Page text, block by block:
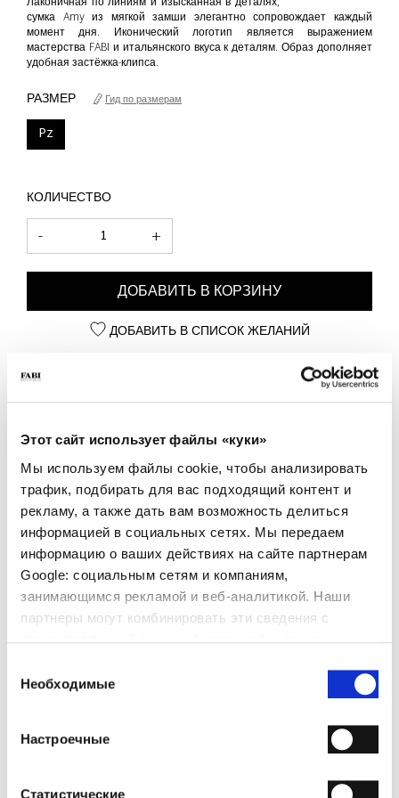
Этот сайт использует файлы «куки»
Мы используем файлы cookie, чтобы анализировать
трафик, подбирать для вас подходящий контент и
рекламу, а также дать вам возможность делиться
информацией в социальных сетях. Мы передаем
информацию о ваших действиях на сайте партнерам
Google: социальным сетям и компаниям,
занимающимся рекламой и веб-аналитикой. Наши
партнеры могут комбинировать эти сведения с
вами их сервисов.
согласия
Необходимые
Настроечные
Статистические
сумка Amy из мягкой замши элегантно сопровождает каждый
момент дня. Иконический логотип является выражением
мастерства FABI и итальянского вкуса к деталям. Образ дополняет
удобная застёжка-клипса.
РАЗМЕР Гид по размерам
Pz
КОЛИЧЕСТВО
+
-
ДОБАВИТЬ В КОРЗИНУ
ДОБАВИТЬ В СПИСОК ЖЕЛАНИЙ
СВЕДЕНИЯ О ПРОДУКТЕ
- Материал: Замша
- Высота: 19 см
- Длина: 32 см
- Глубина: 13 см
- Сделано в Италии
ПОЧЕМУ ОН ОСОБЕННЫЙ?
ПРЕМИАЛЬНЫЕ
МАТЕРИАЛЫ
РУЧНАЯ РАБОТА
ДОСТАВКА